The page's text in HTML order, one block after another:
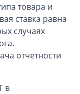
товара и
ставка равна
случаях
отчетности
в